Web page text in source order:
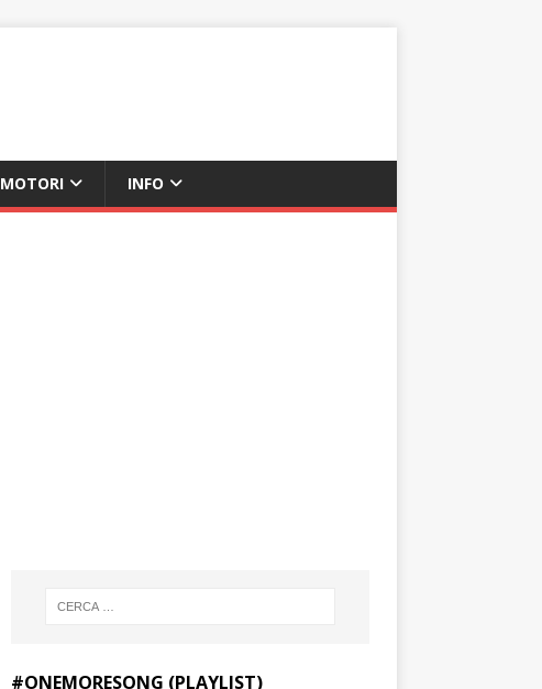
MOTORI INFO
#ONEMORESONG (PLAYLIST)